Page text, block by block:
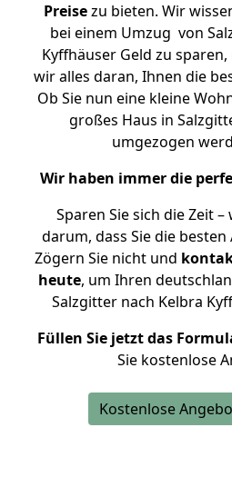
Preisezu bieten. Wir
bei einem Umzug von
Kyffhäuser Geld zu
wir alles daran, Ihnen die
Ob Sie nun eine kleine
großes Haus in
umgezogen
Wir haben immer die
Sparen Sie sich die Zeit
darum, dass Sie die
Zögern Sie nicht und
heute, um Ihren
Salzgitter nach Kelbra
Füllen Sie jetzt das
Sie kostenlose
Kostenlose